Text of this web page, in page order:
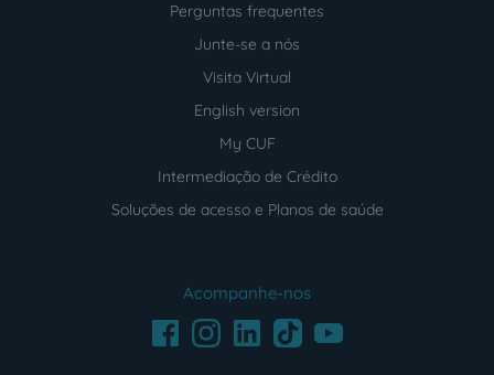
Perguntas frequentes
Junte-se a nós
Visita Virtual
English version
My CUF
Intermediação de Crédito
Soluções de acesso e Planos de saúde
Acompanhe-nos
FacebookInstagramLinkedInTikTokYoutube